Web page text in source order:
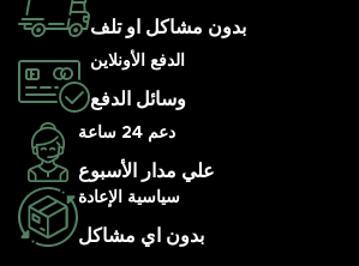
بدون مشاكل او تلف
الدفع الأونلاين
وسائل الدفع
دعم 24 ساعة
علي مدار الأسبوع
سياسية الإعادة
بدون اي مشاكل